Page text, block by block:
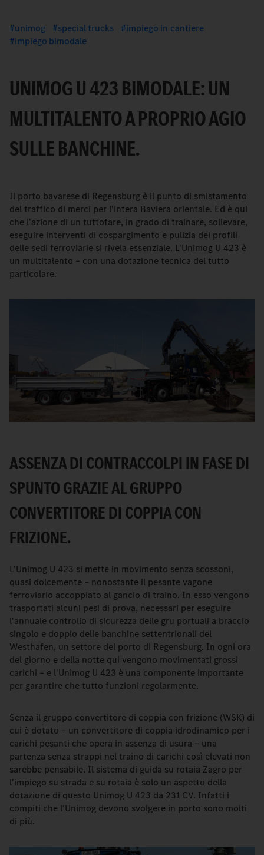
unimog special trucks
impiego in cantiere
impiego bimodale
UNIMOG U 423 BIMODALE: UN
MULTITALENTO A PROPRIO AGIO
SULLE BANCHINE.
Il porto bavarese di Regensburg è il punto di smistamento
del traffico di merci per l'intera Baviera orientale. Ed è qui
che l'azione di un tuttofare, in grado di trainare, sollevare,
eseguire interventi di cospargimento e pulizia dei profili
delle sedi ferroviarie si rivela essenziale. L'Unimog U 423 è
un multitalento – con una dotazione tecnica del tutto
particolare.
ASSENZA DI CONTRACCOLPI IN FASE DI
SPUNTO GRAZIE AL GRUPPO
CONVERTITORE DI COPPIA CON
FRIZIONE.
L'Unimog U 423 si mette in movimento senza scossoni,
quasi dolcemente – nonostante il pesante vagone
ferroviario accoppiato al gancio di traino. In esso vengono
trasportati alcuni pesi di prova, necessari per eseguire
l'annuale controllo di sicurezza delle gru portuali a braccio
singolo e doppio delle banchine settentrionali del
Westhafen, un settore del porto di Regensburg. In ogni ora
del giorno e della notte qui vengono movimentati grossi
carichi – e l'Unimog U 423 è una componente importante
per garantire che tutto funzioni regolarmente.
Senza il gruppo convertitore di coppia con frizione (WSK) di
cui è dotato – un convertitore di coppia idrodinamico per i
carichi pesanti che opera in assenza di usura – una
partenza senza strappi nel traino di carichi così elevati non
sarebbe pensabile. Il sistema di guida su rotaia Zagro per
l'impiego su strada e su rotaia è solo un aspetto della
dotazione di questo Unimog U 423 da 231 CV. Infatti i
compiti che l'Unimog devono svolgere in porto sono molti
di più.